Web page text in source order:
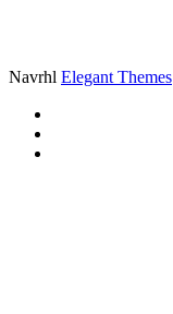
Navrhl Elegant Themes